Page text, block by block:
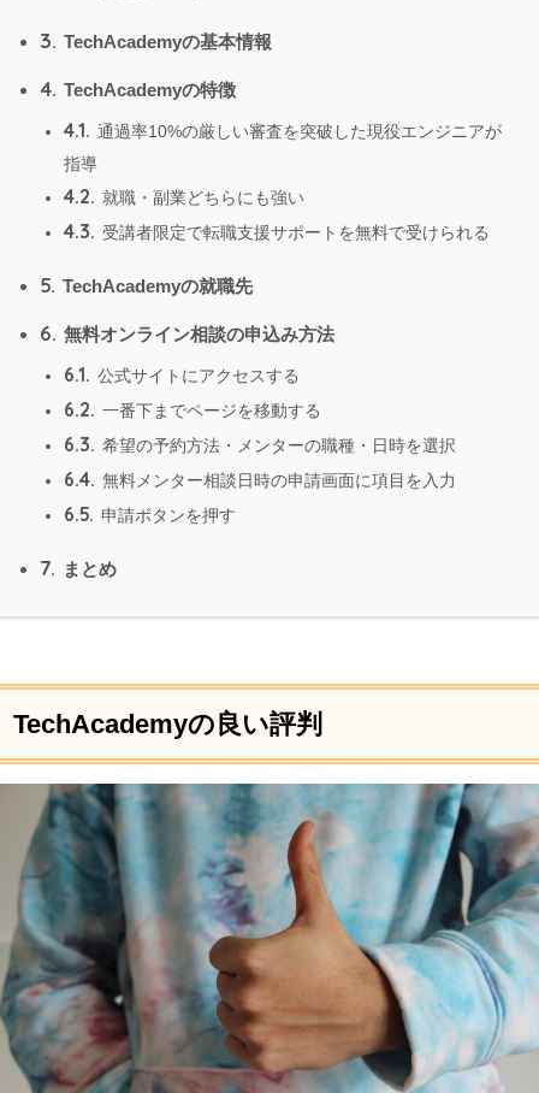
3. TechAcademyの基本情報
4. TechAcademyの特徴
4.1. 通過率10%の厳しい審査を突破した現役エンジニアが
指導
4.2. 就職・副業どちらにも強い
4.3. 受講者限定で転職支援サポートを無料で受けられる
5. TechAcademyの就職先
6. 無料オンライン相談の申込み方法
6.1. 公式サイトにアクセスする
6.2. 一番下までページを移動する
6.3. 希望の予約方法・メンターの職種・日時を選択
6.4. 無料メンター相談日時の申請画面に項目を入力
6.5. 申請ボタンを押す
7. まとめ
TechAcademyの良い評判